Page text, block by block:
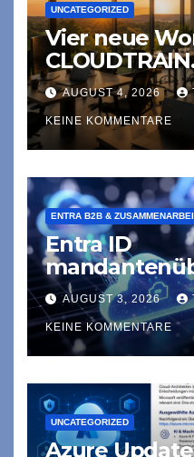
UNCATEGORIZED
Vier neue
AUGUST 4, 2026
KEINE KOMMENTARE
ENTRA B2B &
Entra ID
AUGUST 3, 2026
KEINE KOMMENTARE
UNCATEGORIZED
Azure